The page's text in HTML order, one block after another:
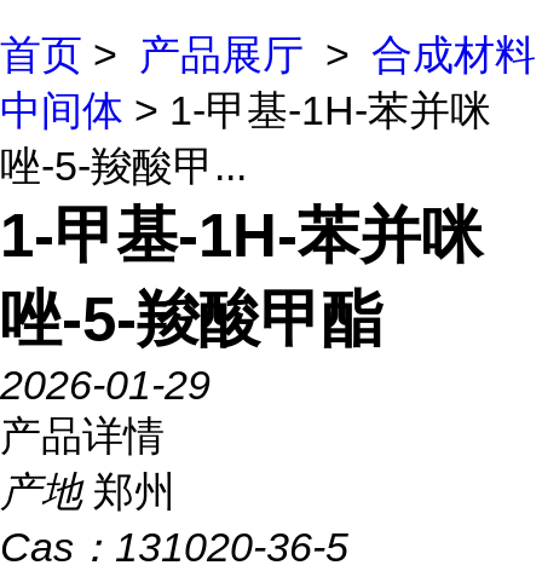
首页 > 产品展厅 > 合成材料
中间体 > 1-甲基-1H-苯并咪
唑-5-羧酸甲...
1-甲基-1H-苯并咪
唑-5-羧酸甲酯
2026-01-29
产品详情
产地 郑州
Cas： 131020-36-5